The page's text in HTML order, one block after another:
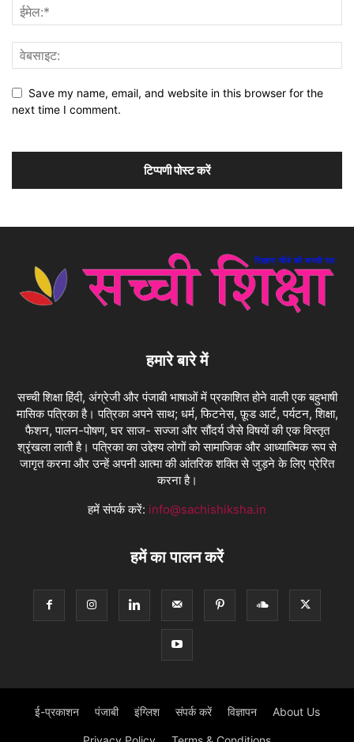
Save my name, email, and website in this browser for the
next time I comment.
हमारे बारे में
सच्ची शिक्षा हिंदी, अंग्रेजी और पंजाबी भाषाओं में प्रकाशित होने वाली एक बहुभाषी
मासिक पत्रिका है। पत्रिका अपने साथ; धर्म, फिटनेस, फ़ूड आर्ट, पर्यटन, शिक्षा,
फैशन, पालन-पोषण, घर साज- सज्जा और सौंदर्य जैसे विषयों की एक विस्तृत
श्रृंखला लाती है। पत्रिका का उद्देश्य लोगों को सामाजिक और आध्यात्मिक रूप से
जागृत करना और उन्हें अपनी आत्मा की आंतरिक शक्ति से जुड़ने के लिए प्रेरित
करना है।
हमें संपर्क करें: info@sachishiksha.in
हमें का पालन करें
ई-प्रकाशन पंजाबी इंग्लिश संपर्क करें विज्ञापन About Us